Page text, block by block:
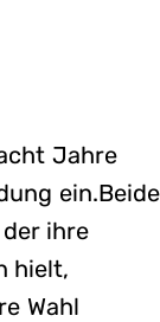
Jahre
ein.Beide
ihre
hielt,
Wahl